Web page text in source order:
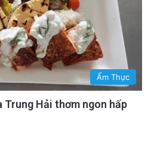
Ẩm Thực
Trung Hải thơm ngon hấp